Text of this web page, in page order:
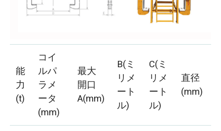
能
力
(t)
コイ
ルパ
ラメ
ータ
(mm)
最大
開口
A(mm)
B(ミ
リメ
ート
ル)
C(ミ
リメ
ート
ル)
直径
(mm)